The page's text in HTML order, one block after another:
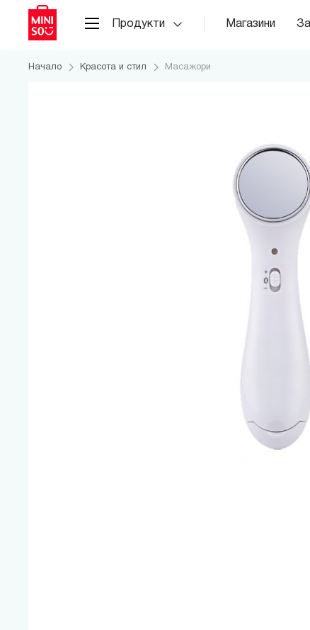
Продукти Магазини
Начало Красота и стил Масажори